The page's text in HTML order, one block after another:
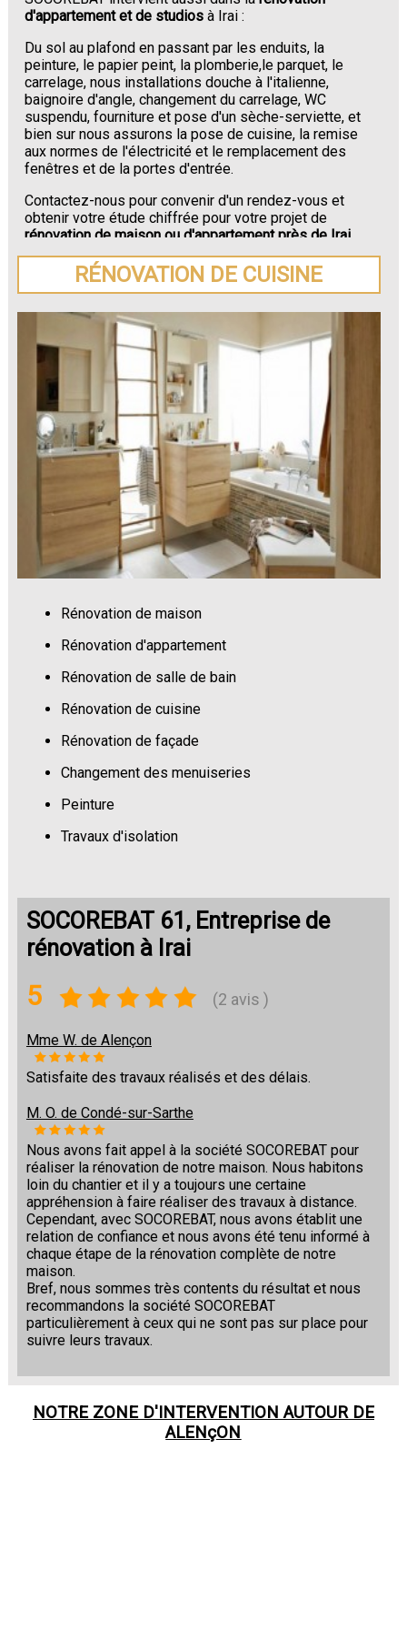
d'appartement et de studios à Irai :
Du sol au plafond en passant par les enduits, la
peinture, le papier peint, la plomberie,le parquet, le
carrelage, nous installations douche à l'italienne,
baignoire d'angle, changement du carrelage, WC
suspendu, fourniture et pose d'un sèche-serviette, et
bien sur nous assurons la pose de cuisine, la remise
aux normes de l'électricité et le remplacement des
fenêtres et de la portes d'entrée.
Contactez-nous pour convenir d'un rendez-vous et
obtenir votre étude chiffrée pour votre projet de
rénovation de maison ou d'appartement près de Irai
RÉNOVATION DE CUISINE
Rénovation de maison
Rénovation d'appartement
Rénovation de salle de bain
Rénovation de cuisine
Rénovation de façade
Changement des menuiseries
Peinture
Travaux d'isolation
SOCOREBAT 61, Entreprise de
rénovation à Irai
5 (2 avis )
Mme W. de Alençon
Satisfaite des travaux réalisés et des délais.
M. O. de Condé-sur-Sarthe
Nous avons fait appel à la société SOCOREBAT pour
réaliser la rénovation de notre maison. Nous habitons
loin du chantier et il y a toujours une certaine
appréhension à faire réaliser des travaux à distance.
Cependant, avec SOCOREBAT, nous avons établit une
relation de confiance et nous avons été tenu informé à
chaque étape de la rénovation complète de notre
maison.
Bref, nous sommes très contents du résultat et nous
recommandons la société SOCOREBAT
particulièrement à ceux qui ne sont pas sur place pour
suivre leurs travaux.
NOTRE ZONE D'INTERVENTION AUTOUR DE
ALENçON